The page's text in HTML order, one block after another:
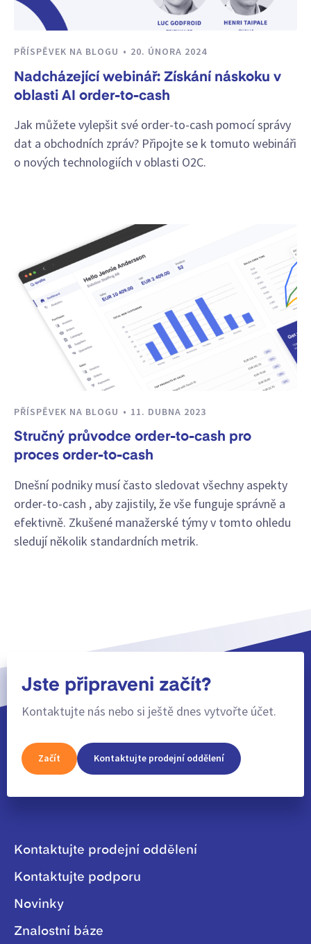
PŘÍSPĚVEK NA BLOGU 20. ÚNORA 2024
Nadcházející webinář: Získání náskoku v
oblasti AI order-to-cash
Jak můžete vylepšit své order-to-cash pomocí správy
dat a obchodních zpráv? Připojte se k tomuto webináři
o nových technologiích v oblasti O2C.
PŘÍSPĚVEK NA BLOGU 11. DUBNA 2023
Stručný průvodce order-to-cash pro
proces order-to-cash
Dnešní podniky musí často sledovat všechny aspekty
order-to-cash , aby zajistily, že vše funguje správně a
efektivně. Zkušené manažerské týmy v tomto ohledu
sledují několik standardních metrik.
Jste připraveni začít?
Kontaktujte nás nebo si ještě dnes vytvořte účet.
Začít Kontaktujte prodejní oddělení
Kontaktujte prodejní oddělení
Kontaktujte podporu
Novinky
Znalostní báze